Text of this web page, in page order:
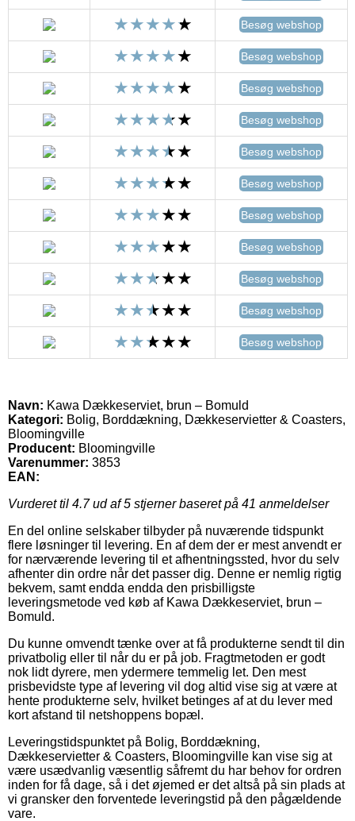
Besøg webshop
Besøg webshop
Besøg webshop
Besøg webshop
Besøg webshop
Besøg webshop
Besøg webshop
Besøg webshop
Besøg webshop
Besøg webshop
Besøg webshop
Navn: Kawa Dækkeserviet, brun – Bomuld
Kategori: Bolig, Borddækning, Dækkeservietter & Coasters,
Bloomingville
Producent: Bloomingville
Varenummer: 3853
EAN:
Vurderet til 4.7ud af 5 stjerner baseret på 41 anmeldelser
En del online selskaber tilbyder på nuværende tidspunkt
flere løsninger til levering. En af dem der er mest anvendt er
for nærværende levering til et afhentningssted, hvor du selv
afhenter din ordre når det passer dig. Denne er nemlig rigtig
bekvem, samt endda endda den prisbilligste
leveringsmetode ved køb af Kawa Dækkeserviet, brun –
Bomuld.
Du kunne omvendt tænke over at få produkterne sendt til din
privatbolig eller til når du er på job. Fragtmetoden er godt
nok lidt dyrere, men ydermere temmelig let. Den mest
prisbevidste type af levering vil dog altid vise sig at være at
hente produkterne selv, hvilket betinges af at du lever med
kort afstand til netshoppens bopæl.
Leveringstidspunktet på Bolig, Borddækning,
Dækkeservietter & Coasters, Bloomingville kan vise sig at
være usædvanlig væsentlig såfremt du har behov for ordren
inden for få dage, så i det øjemed er det altså på sin plads at
vi gransker den forventede leveringstid på den pågældende
vare.